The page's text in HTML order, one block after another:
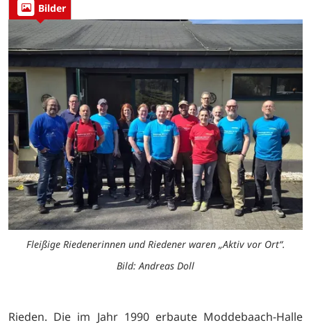
Bilder
Fleißige Riedenerinnen und Riedener waren „Aktiv vor Ort“.
Bild: Andreas Doll
Rieden. Die im Jahr 1990 erbaute Moddebaach-Halle